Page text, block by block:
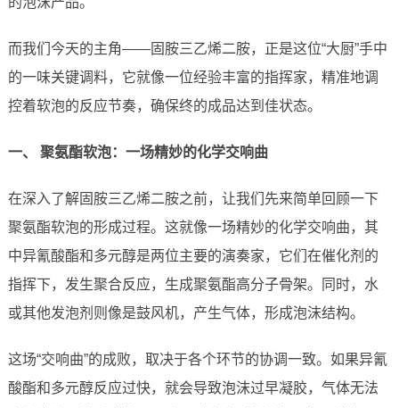
而我们今天的主角——固胺三乙烯二胺，正是这位“大厨”手中
的一味关键调料，它就像一位经验丰富的指挥家，精准地调
控着软泡的反应节奏，确保终的成品达到佳状态。
一、 聚氨酯软泡：一场精妙的化学交响曲
在深入了解固胺三乙烯二胺之前，让我们先来简单回顾一下
聚氨酯软泡的形成过程。这就像一场精妙的化学交响曲，其
中异氰酸酯和多元醇是两位主要的演奏家，它们在催化剂的
指挥下，发生聚合反应，生成聚氨酯高分子骨架。同时，水
或其他发泡剂则像是鼓风机，产生气体，形成泡沫结构。
这场“交响曲”的成败，取决于各个环节的协调一致。如果异氰
酸酯和多元醇反应过快，就会导致泡沫过早凝胶，气体无法